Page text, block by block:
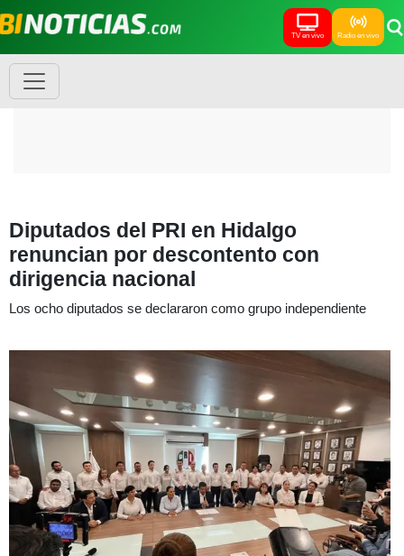
TV en vivo Radio en vivo
Diputados del PRI en Hidalgo
renuncian por descontento con
dirigencia nacional
Los ocho diputados se declararon como grupo independiente